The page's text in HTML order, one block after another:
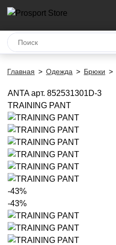
Главная Одежда Брюки
ANTA арт. 852531301D-3
TRAINING PANT
-43%
-43%